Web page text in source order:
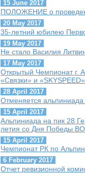
15 June 2017
ПОЛОЖЕНИЕ о
20 May 2017
35-летний юбилею
19 May 2017
Не стало Василия
17 May 2017
Открытый Чемпионат г.
«Связки» и «SKYSPEED»
28 April 2017
Отменяется
15 April 2017
Альпиниада на пик 28
летия со Дня Победы
15 April 2017
Чемпионат РК по
6 February 2017
Отчет ревизионной